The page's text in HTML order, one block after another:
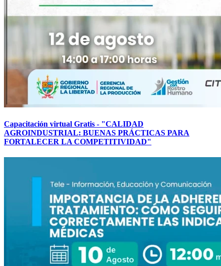
Capacitación virtual Gratis - "CALIDAD
AGROINDUSTRIAL: BUENAS PRÁCTICAS PARA
FORTALECER LA COMPETITIVIDAD"